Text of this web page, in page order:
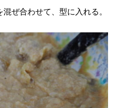
ぜ合わせて、型に入れる。